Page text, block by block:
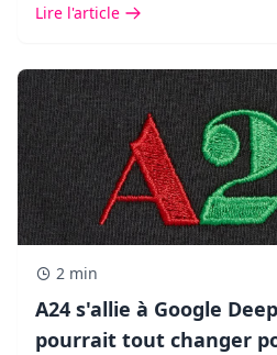
Lire l'article
2 min
A24 s'allie à Google
pourrait tout changer